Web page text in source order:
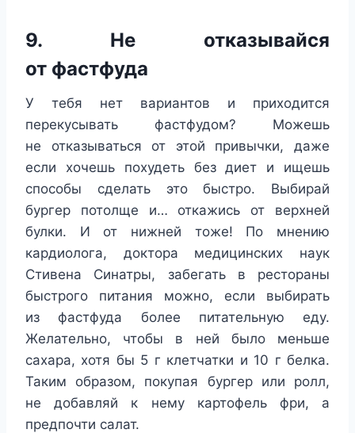
9. Не отказывайся
от фастфуда
У тебя нет вариантов и приходится
перекусывать фастфудом? Можешь
не отказываться от этой привычки, даже
если хочешь похудеть без диет и ищешь
способы сделать это быстро. Выбирай
бургер потолще и… откажись от верхней
булки. И от нижней тоже! По мнению
кардиолога, доктора медицинских наук
Стивена Синатры, забегать в рестораны
быстрого питания можно, если выбирать
из фастфуда более питательную еду.
Желательно, чтобы в ней было меньше
сахара, хотя бы 5 г клетчатки и 10 г белка.
Таким образом, покупая бургер или ролл,
не добавляй к нему картофель фри, а
предпочти салат.